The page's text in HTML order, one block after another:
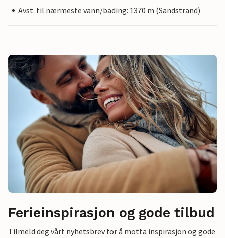
Avst. til nærmeste vann/bading: 1370 m (Sandstrand)
Ferieinspirasjon og gode tilbud
Tilmeld deg vårt nyhetsbrev for å motta inspirasjon og gode